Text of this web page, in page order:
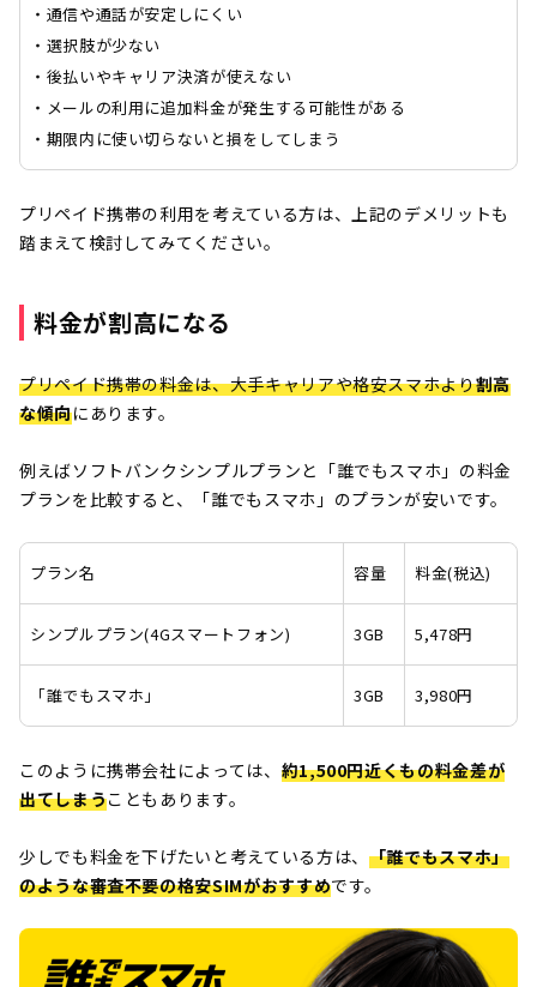
・通信や通話が安定しにくい
・選択肢が少ない
・後払いやキャリア決済が使えない
・メールの利用に追加料金が発生する可能性がある
・期限内に使い切らないと損をしてしまう
プリペイド携帯の利用を考えている方は、上記のデメリットも
踏まえて検討してみてください。
料金が割高になる
プリペイド携帯の料金は、大手キャリアや格安スマホより割高
な傾向にあります。
例えばソフトバンクシンプルプランと「誰でもスマホ」の料金
プランを比較すると、「誰でもスマホ」のプランが安いです。
プラン名 容量 料金(税込)
シンプルプラン(4Gスマートフォン) 3GB 5,478円
「誰でもスマホ」 3GB 3,980円
このように携帯会社によっては、 約1,500円近くもの料金差が
出てしまうこともあります。
少しでも料金を下げたいと考えている方は、 「誰でもスマホ」
のような審査不要の格安SIMがおすすめです。